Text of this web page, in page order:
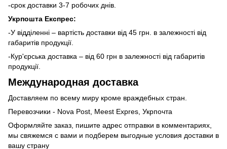
-срок доставки 3-7 робочих днів.
Укрпошта Експрес:
-У відділенні – вартість доставки від 45 грн. в залежності від
габаритів продукції.
-Кур'єрська доставка – від 60 грн в залежності від габаритів
продукції.
Международная доставка
Доставляем по всему миру кроме враждебных стран.
Перевозчики - Nova Post, Meest Expres, Укрпочта
Оформляйте заказ, пишите адрес отправки в комментариях,
мы свяжемся с вами и подберем выгодные условия доставки в
вашу страну